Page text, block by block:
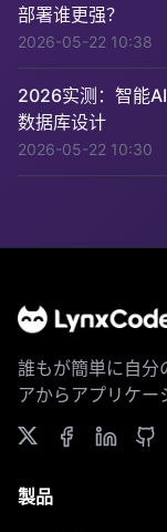
部署谁更强？
2026-05-22 10:38
2026实测：智能
数据库设计
2026-05-22 10:30
誰もが簡単に自分
アからアプリケー
製品